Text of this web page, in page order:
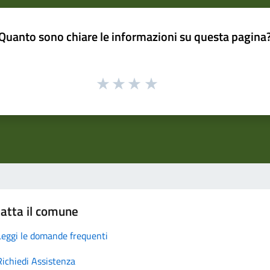
sono chiare le informazioni su questa
il comune
le domande frequenti
Assistenza